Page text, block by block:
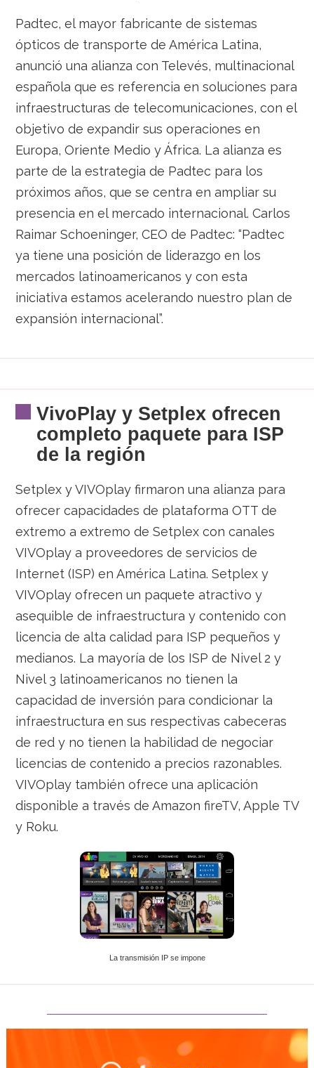
Padtec, el mayor fabricante de sistemas
ópticos de transporte de América Latina,
anunció una alianza con Televés, multinacional
española que es referencia en soluciones para
infraestructuras de telecomunicaciones, con el
objetivo de expandir sus operaciones en
Europa, Oriente Medio y África. La alianza es
parte de la estrategia de Padtec para los
próximos años, que se centra en ampliar su
presencia en el mercado internacional. Carlos
Raimar Schoeninger, CEO de Padtec: “Padtec
ya tiene una posición de liderazgo en los
mercados latinoamericanos y con esta
iniciativa estamos acelerando nuestro plan de
expansión internacional”.
VivoPlay y Setplex ofrecen
completo paquete para ISP
de la región
Setplex y VIVOplay firmaron una alianza para
ofrecer capacidades de plataforma OTT de
extremo a extremo de Setplex con canales
VIVOplay a proveedores de servicios de
Internet (ISP) en América Latina. Setplex y
VIVOplay ofrecen un paquete atractivo y
asequible de infraestructura y contenido con
licencia de alta calidad para ISP pequeños y
medianos. La mayoría de los ISP de Nivel 2 y
Nivel 3 latinoamericanos no tienen la
capacidad de inversión para condicionar la
infraestructura en sus respectivas cabeceras
de red y no tienen la habilidad de negociar
licencias de contenido a precios razonables.
VIVOplay también ofrece una aplicación
disponible a través de Amazon fireTV, Apple TV
y Roku.
La transmisión IP se impone